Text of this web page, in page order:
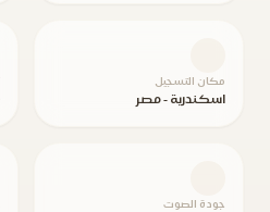
مكان التسجيل
اسكندرية - مصر
جودة الصوت